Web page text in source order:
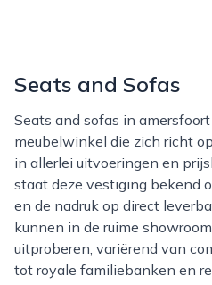
Seats and Sofas
Seats and sofas in amersfoort is een grote
meubelwinkel die zich richt
in allerlei uitvoeringen en
staat deze vestiging bekend
en de nadruk op direct
kunnen in de ruime
uitproberen, variërend van
tot royale familiebanken en